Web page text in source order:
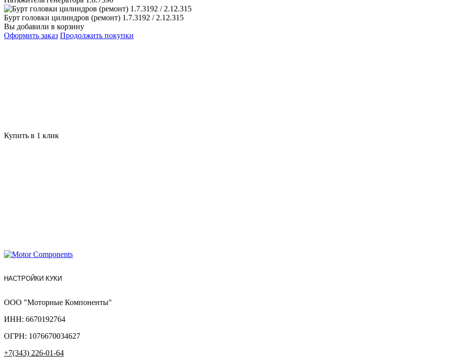
Бурт головки цилиндров (ремонт) 1.7.3192 / 2.12.315
Вы добавили в корзину
Оформить заказ Продолжить покупки
Купить в 1 клик
НАСТРОЙКИ КУКИ
ООО "Моторные Компоненты"
ИНН: 6670192764
ОГРН: 1076670034627
+7(343) 226-01-64